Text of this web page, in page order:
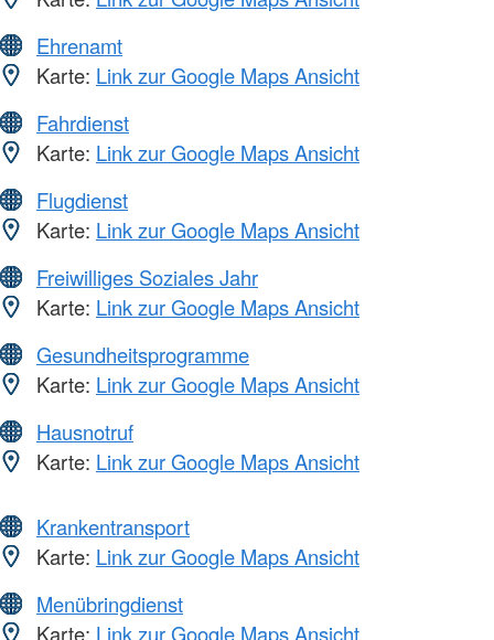
Ehrenamt
Karte: Link zur Google Maps Ansicht
Fahrdienst
Karte: Link zur Google Maps Ansicht
Flugdienst
Karte: Link zur Google Maps Ansicht
Freiwilliges Soziales Jahr
Karte: Link zur Google Maps Ansicht
Gesundheitsprogramme
Karte: Link zur Google Maps Ansicht
Hausnotruf
Karte: Link zur Google Maps Ansicht
Krankentransport
Karte: Link zur Google Maps Ansicht
Menübringdienst
Karte: Link zur Google Maps Ansicht